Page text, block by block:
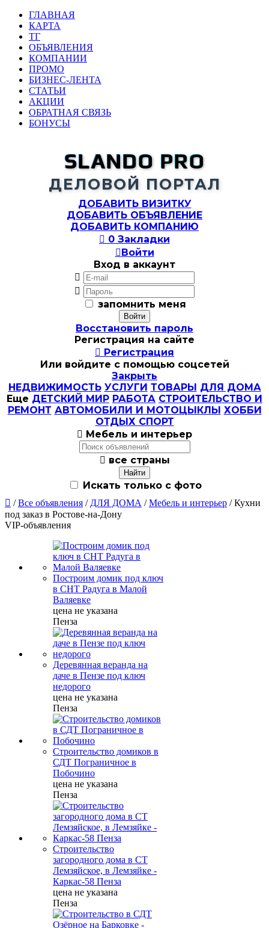
ГЛАВНАЯ
КАРТА
ТГ
ОБЪЯВЛЕНИЯ
КОМПАНИИ
ПРОМО
БИЗНЕС-ЛЕНТА
СТАТЬИ
АКЦИИ
ОБРАТНАЯ СВЯЗЬ
БОНУСЫ
SLANDO PRO
ДЕЛОВОЙ ПОРТАЛ
ДОБАВИТЬ ВИЗИТКУ
ДОБАВИТЬ ОБЪЯВЛЕНИЕ
ДОБАВИТЬ КОМПАНИЮ
 0 Закладки
Войти
Вход в аккаунт


запомнить меня
Восстановить пароль
Регистрация на сайте
 Регистрация
Или войдите с помощью соцсетей
Закрыть
НЕДВИЖИМОСТЬ УСЛУГИ ТОВАРЫ ДЛЯ ДОМА
Еще ДЕТСКИЙ МИР РАБОТА СТРОИТЕЛЬСТВО И
РЕМОНТ АВТОМОБИЛИ И МОТОЦЫКЛЫ ХОББИ
ОТДЫХ СПОРТ
 Мебель и интерьер
 все страны
Искать только с фото
 /Все объявления / ДЛЯ ДОМА /Мебель и интерьер / Кухни
под заказ в Ростове-на-Дону
VIP-объявления
Построим домик под ключ
в СНТ Радуга в Малой
Валяевке
цена не указана
Пенза
Деревянная веранда на
даче в Пензе под ключ
недорого
цена не указана
Пенза
Строительство домиков в
СДТ Пограничное в
Побочино
цена не указана
Пенза
Строительство
загородного дома в СТ
Лемзяйское, в Лемзяйке -
Каркас-58 Пенза
цена не указана
Пенза